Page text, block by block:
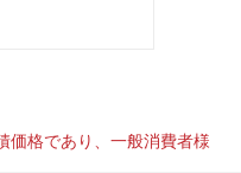
価格であり、一般消費者様